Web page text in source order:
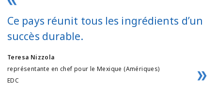
Ce pays réunit tous les ingrédients d’un
succès durable.
Teresa Nizzola
représentante en chef pour le Mexique (Amériques)
EDC